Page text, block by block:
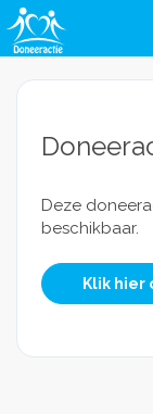
Deze
beschikbaar.
Klik hier